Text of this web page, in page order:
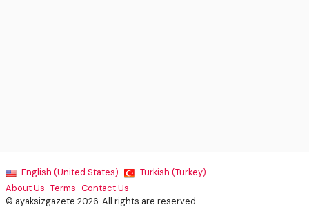
English (United States) ·
Turkish (Turkey) ·
About Us ·Terms ·Contact Us
© ayaksizgazete 2026. All rights are reserved